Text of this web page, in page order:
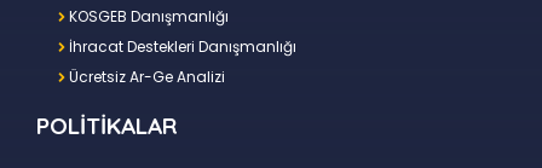
KOSGEB Danışmanlığı
İhracat Destekleri Danışmanlığı
Ücretsiz Ar-Ge Analizi
POLİTİKALAR